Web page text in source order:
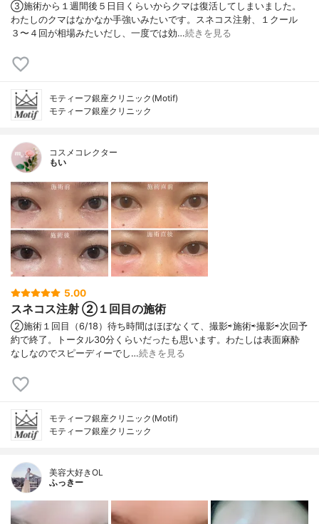
③施術から１週間後５日目くらいからクマは復活してしまいました。
わたしのクマはなかなか手強いみたいです。スネコス注射、１クール
３〜４回が相場みたいだし、一度では効…続きを見る
モティーフ銀座クリニック(Motif)
モティーフ銀座クリニック
コスメコレクター
もい
5.00
スネコス注射 ②１回目の施術
②施術１回目（6/18）待ち時間はほぼなくて、撮影⇨施術⇨撮影⇨次回予
約で終了。トータル30分くらいだったも思います。わたしは表面麻酔
なしなのでスピーディーでし…続きを見る
モティーフ銀座クリニック(Motif)
モティーフ銀座クリニック
美容大好きOL
ふっきー